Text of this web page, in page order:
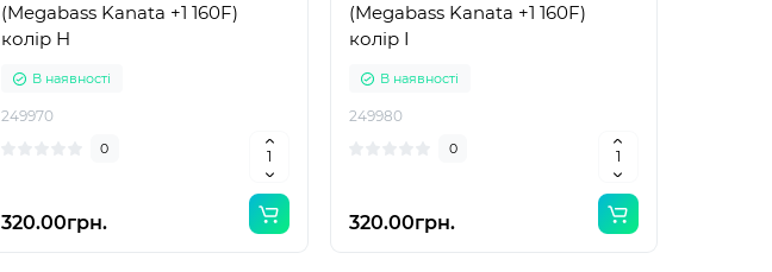
(Megabass Kanata +1 160F)
колір H
В наявності
249970
0
320.00грн.
(Megabass Kanata +1 160F)
колір I
В наявності
249980
0
320.00грн.